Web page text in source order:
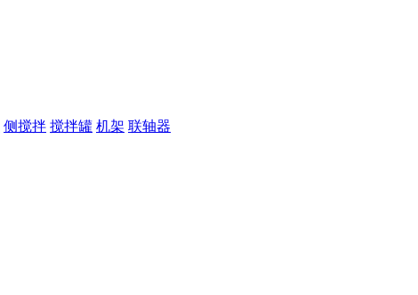
侧搅拌 搅拌罐 机架 联轴器